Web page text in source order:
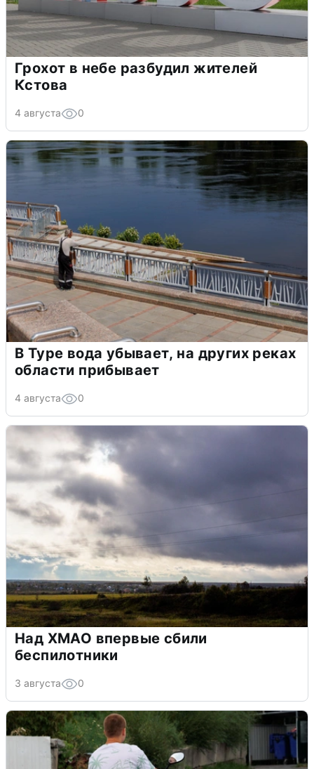
Грохот в небе разбудил жителей
Кстова
4 августа 0
В Туре вода убывает, на других реках
области прибывает
4 августа 0
Над ХМАО впервые сбили
беспилотники
3 августа 0